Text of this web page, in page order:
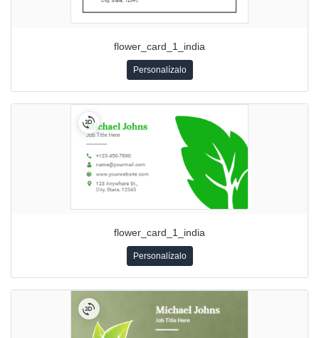
flower_card_1_india
Personalízalo
flower_card_1_india
Personalízalo